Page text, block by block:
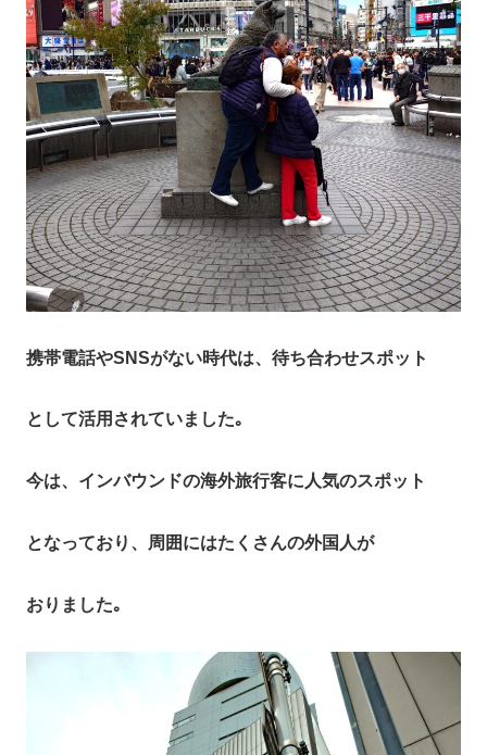
携帯電話やSNSがない時代は、待ち合わせスポット
として活用されていました｡
今は、インバウンドの海外旅行客に人気のスポット
となっており、周囲にはたくさんの外国人が
おりました｡